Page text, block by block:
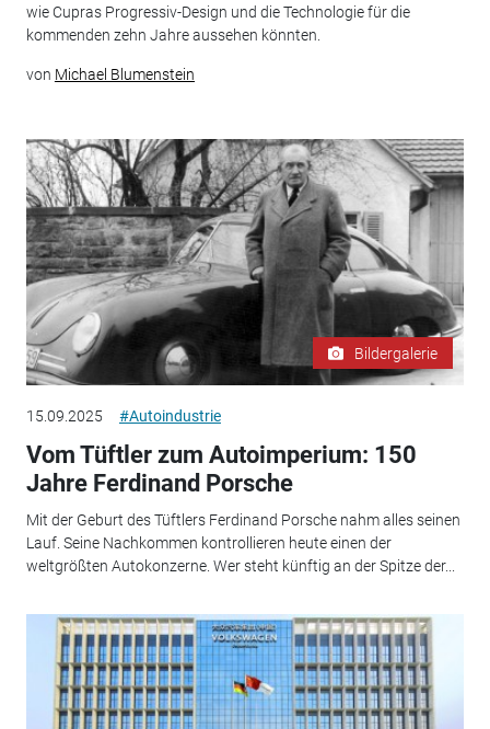
wie Cupras Progressiv-Design und die Technologie für die
kommenden zehn Jahre aussehen könnten.
von Michael Blumenstein
Bildergalerie
15.09.2025 #Autoindustrie
Vom Tüftler zum Autoimperium: 150
Jahre Ferdinand Porsche
Mit der Geburt des Tüftlers Ferdinand Porsche nahm alles seinen
Lauf. Seine Nachkommen kontrollieren heute einen der
weltgrößten Autokonzerne. Wer steht künftig an der Spitze der...